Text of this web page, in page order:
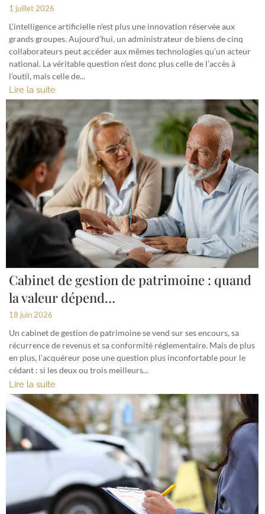
1 juillet 2026
L’intelligence artificielle n’est plus une innovation réservée aux
grands groupes. Aujourd’hui, un administrateur de biens de cinq
collaborateurs peut accéder aux mêmes technologies qu’un acteur
national. La véritable question n’est donc plus celle de l’accès à
l’outil, mais celle de...
Lire la suite
Cabinet de gestion de patrimoine : quand
la valeur dépend…
18 juin 2026
Un cabinet de gestion de patrimoine se vend sur ses encours, sa
récurrence de revenus et sa conformité réglementaire. Mais de plus
en plus, l’acquéreur pose une question plus inconfortable pour le
cédant : si les deux ou trois meilleurs...
Lire la suite